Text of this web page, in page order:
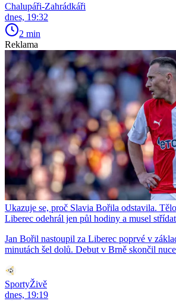
Chalupáři-Zahrádkáři
dnes, 19:32
2 min
Reklama
Ukazuje se, proč Slavia Bořila odstavila.
Liberec odehrál jen půl hodiny a musel střídat
Jan Bořil nastoupil za Liberec poprvé v
minutách šel dolů. Debut v Brně skončil
SportyŽivě
dnes, 19:19